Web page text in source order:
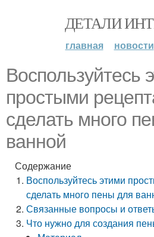
ДЕТАЛИ
главная новости
Воспользуйтесь
простыми
сделать много
ванной
Содержание
Воспользуйтесь этими
сделать много пены для
Связанные вопросы и
Что нужно для создания